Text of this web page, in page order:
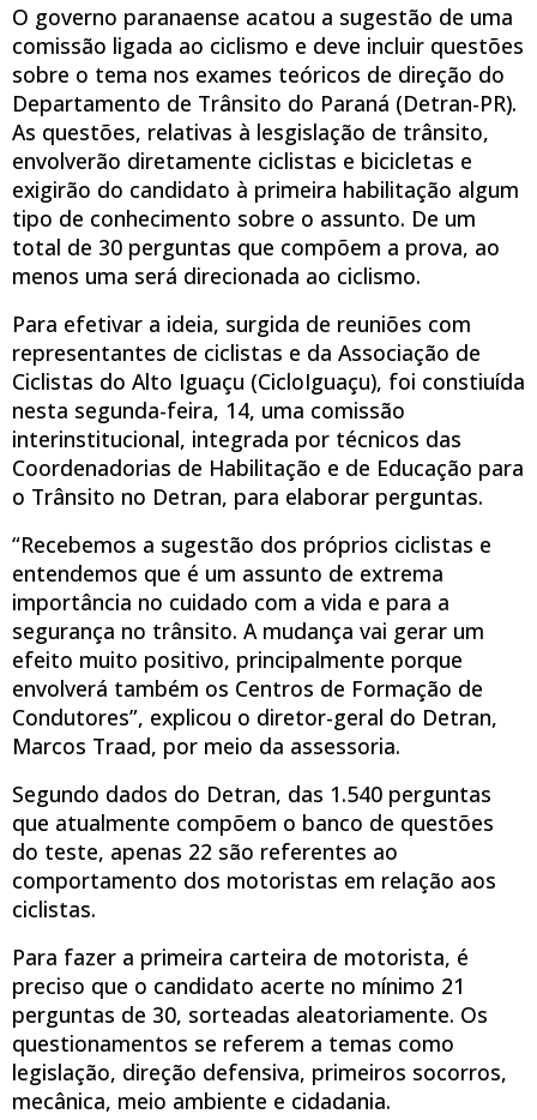
O governo paranaense acatou a sugestão de uma
comissão ligada ao ciclismo e deve incluir questões
sobre o tema nos exames teóricos de direção do
Departamento de Trânsito do Paraná (Detran-PR).
As questões, relativas à lesgislação de trânsito,
envolverão diretamente ciclistas e bicicletas e
exigirão do candidato à primeira habilitação algum
tipo de conhecimento sobre o assunto. De um
total de 30 perguntas que compõem a prova, ao
menos uma será direcionada ao ciclismo.
Para efetivar a ideia, surgida de reuniões com
representantes de ciclistas e da Associação de
Ciclistas do Alto Iguaçu (CicloIguaçu), foi constiuída
nesta segunda-feira, 14, uma comissão
interinstitucional, integrada por técnicos das
Coordenadorias de Habilitação e de Educação para
o Trânsito no Detran, para elaborar perguntas.
“Recebemos a sugestão dos próprios ciclistas e
entendemos que é um assunto de extrema
importância no cuidado com a vida e para a
segurança no trânsito. A mudança vai gerar um
efeito muito positivo, principalmente porque
envolverá também os Centros de Formação de
Condutores”, explicou o diretor-geral do Detran,
Marcos Traad, por meio da assessoria.
Segundo dados do Detran, das 1.540 perguntas
que atualmente compõem o banco de questões
do teste, apenas 22 são referentes ao
comportamento dos motoristas em relação aos
ciclistas.
Para fazer a primeira carteira de motorista, é
preciso que o candidato acerte no mínimo 21
perguntas de 30, sorteadas aleatoriamente. Os
questionamentos se referem a temas como
legislação, direção defensiva, primeiros socorros,
mecânica, meio ambiente e cidadania.